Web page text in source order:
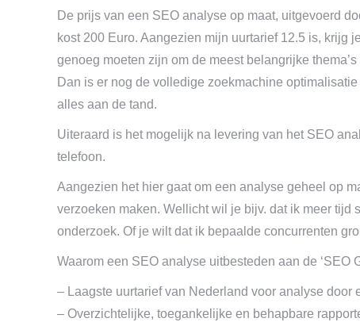
De prijs van een SEO analyse op maat, uitgevoerd
kost 200 Euro. Aangezien mijn uurtarief 12.5 is, krijg
genoeg moeten zijn om de meest belangrijke
Dan is er nog de volledige zoekmachine
alles aan de tand.
Uiteraard is het mogelijk na levering van het SEO
telefoon.
Aangezien het hier gaat om een analyse geheel op
verzoeken maken. Wellicht wil je bijv. dat ik meer
onderzoek. Of je wilt dat ik bepaalde concurrenten
Waarom een SEO analyse uitbesteden aan de ‘SEO
– Laagste uurtarief van Nederland voor analyse door
– Overzichtelijke, toegankelijke en behapbare